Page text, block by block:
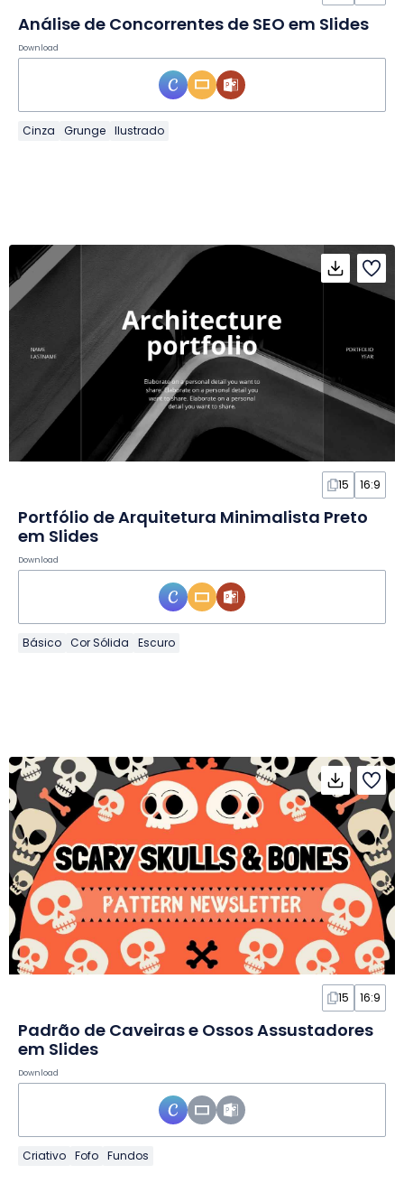
Análise de Concorrentes de SEO em Slides
Download
Cinza Grunge Ilustrado
15 16:9
Portfólio de Arquitetura Minimalista Preto
em Slides
Download
Básico Cor Sólida Escuro
15 16:9
Padrão de Caveiras e Ossos Assustadores
em Slides
Download
Criativo Fofo Fundos